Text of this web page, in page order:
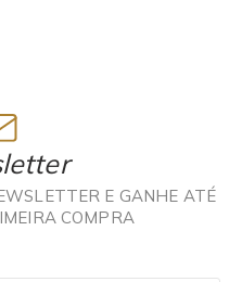
E GANHE ATÉ
COMPRA